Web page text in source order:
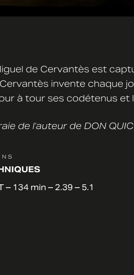
de Cervantès est
invente chaque
à tour ses codétenus et
de l’auteur de DON
– 134 min – 2.39 – 5.1